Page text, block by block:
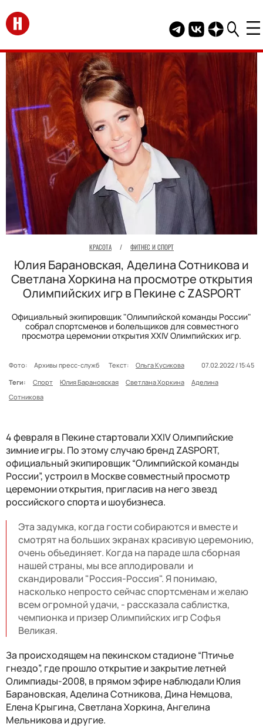
Перейти на главную
Telegram канал
Группа HELLO
Канал
КРАСОТА / ФИТНЕС И СПОРТ
Юлия Барановская, Аделина Сотникова и
Светлана Хоркина на просмотре открытия
Олимпийских игр в Пекине с ZASPORT
Официальный экипировщик "Олимпийской команды России"
собрал спортсменов и болельщиков для совместного
просмотра церемонии открытия XXIV Олимпийских игр.
Фото: Архивы пресс-служб Текст: Ольга Кусикова
07.02.2022 / 15:45
Теги:
Спорт Юлия Барановская Светлана Хоркина
Аделина
Сотникова
4 февраля в Пекине стартовали XXIV Олимпийские
зимние игры. По этому случаю бренд ZASPORT,
официальный экипировщик “Олимпийской команды
России”, устроил в Москве совместный просмотр
церемонии открытия, пригласив на него звезд
российского спорта и шоубизнеса.
Эта задумка, когда гости собираются и вместе и
смотрят на больших экранах красивую церемонию,
очень объединяет. Когда на параде шла сборная
нашей страны, мы все аплодировали и
скандировали "Россия-Россия". Я понимаю,
насколько непросто сейчас спортсменам и желаю
всем огромной удачи, - рассказала саблистка,
чемпионка и призер Олимпийских игр Софья
Великая.
За происходящем на пекинском стадионе “Птичье
гнездо”, где прошло открытие и закрытие летней
Олимпиады-2008, в прямом эфире наблюдали Юлия
Барановская, Аделина Сотникова, Дина Немцова,
Елена Крыгина, Светлана Хоркина, Ангелина
Мельникова и другие.